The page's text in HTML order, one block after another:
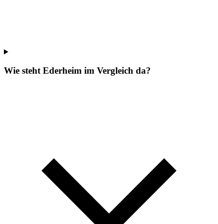
Wie steht Ederheim im Vergleich da?